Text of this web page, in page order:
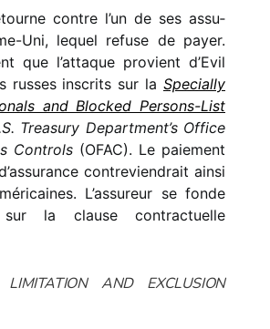
contre l’un de ses assu­
Uni, lequel refuse de payer.
que l’attaque provient d’Evil
russes inscrits sur la Specially
and Blocked Persons-List
Treasury Department’s Office
Controls (OFAC). Le paie­ment
contre­vien­drait ainsi
L’assureur se fonde
la clause contrac­tuelle
LIMITATION AND EXCLUSION